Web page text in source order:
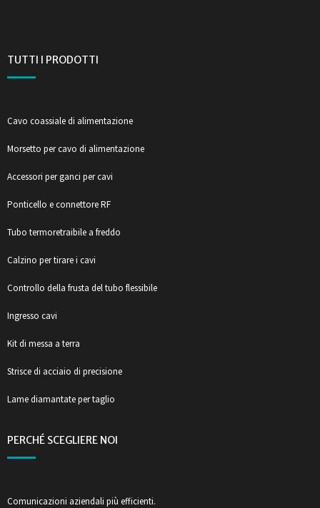
TUTTI I PRODOTTI
Cavo coassiale di alimentazione
Morsetto per cavo di alimentazione
Accessori per ganci per cavi
Ponticello e connettore RF
Tubo termoretraibile a freddo
Calzino per tirare i cavi
Controllo della frusta del tubo flessibile
Ingresso cavi
Kit di messa a terra
Strisce di acciaio di precisione
Lame diamantate per taglio
PERCHÉ SCEGLIERE NOI
Comunicazioni aziendali più efficienti.